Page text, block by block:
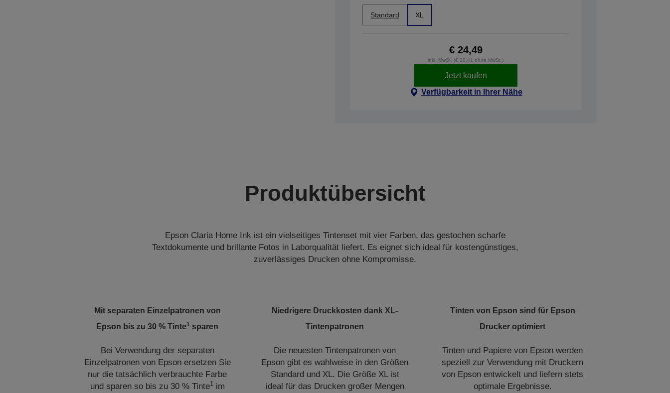
Standard XL
€ 24,49
inkl. MwSt. (€ 20,41 ohne MwSt.)
Jetzt kaufen
Verfügbarkeit in Ihrer Nähe
Produktübersicht
Epson Claria Home Ink ist ein vielseitiges Tintenset mit vier Farben, das gestochen scharfe
Textdokumente und brillante Fotos in Laborqualität liefert. Es eignet sich ideal für kostengünstiges,
zuverlässiges Drucken ohne Kompromisse.
Mit separaten Einzelpatronen von
Epson bis zu 30 % Tinte1 sparen
Bei Verwendung der separaten
Einzelpatronen von Epson ersetzen Sie
nur die tatsächlich verbrauchte Farbe
und sparen so bis zu 30 % Tinte1im
Niedrigere Druckkosten dank XL-
Tintenpatronen
Die neuesten Tintenpatronen von
Epson gibt es wahlweise in den Größen
Standard und XL. Die Größe XL ist
ideal für das Drucken großer Mengen
Tinten von Epson sind für Epson
Drucker optimiert
Tinten und Papiere von Epson werden
speziell zur Verwendung mit Druckern
von Epson entwickelt und liefern stets
optimale Ergebnisse.